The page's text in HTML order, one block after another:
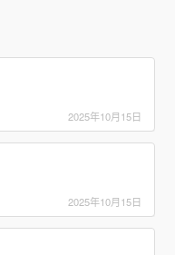
2025年10月15日
2025年10月15日